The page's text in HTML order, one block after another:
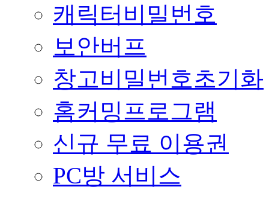
캐릭터비밀번호
보안버프
창고비밀번호초기화
홈커밍프로그램
신규 무료 이용권
PC방 서비스